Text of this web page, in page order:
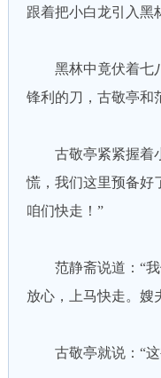
跟着把小白龙引入黑
黑林中竟伏着七八
锋利的刀，古敬亭和
古敬亭紧紧握着小
慌，我们这里预备好
咱们快走！”
范静斋说道：“我
放心，上马快走。嫂
古敬亭就说：“这